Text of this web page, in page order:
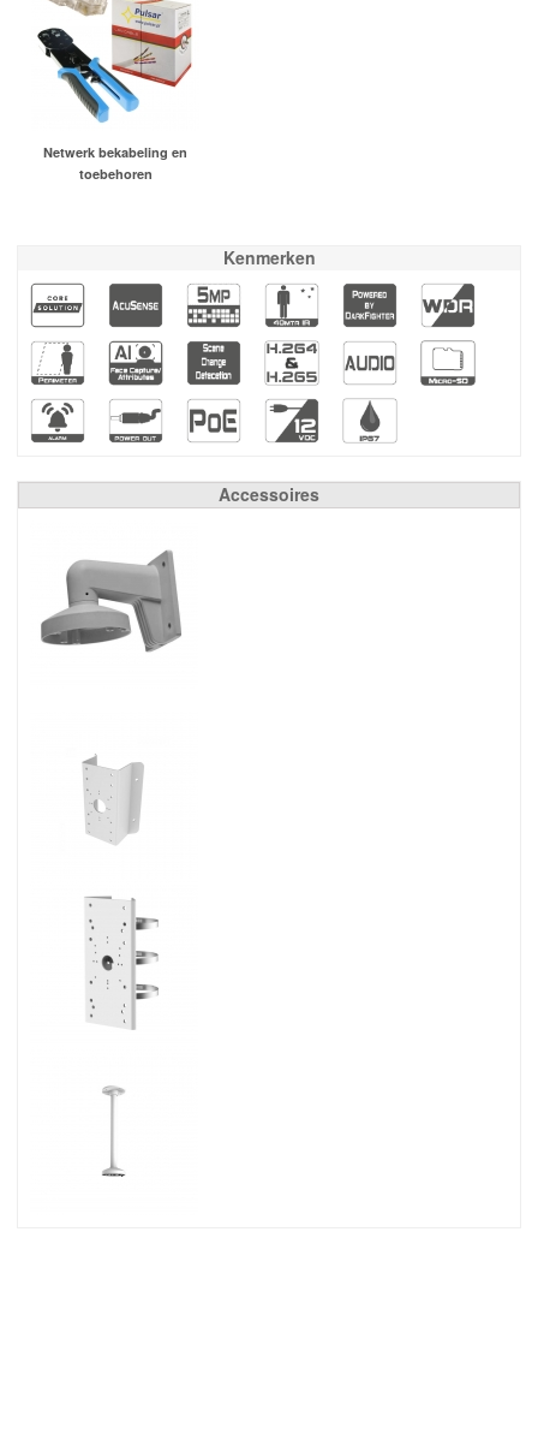
Netwerk bekabeling en
toebehoren
Kenmerken
Accessoires